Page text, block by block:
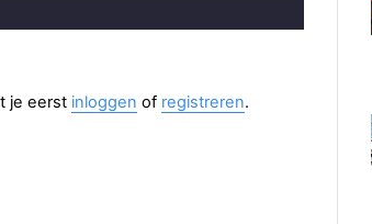
je eerst inloggen of registreren.